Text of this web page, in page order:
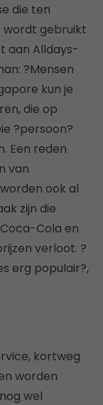
die ten
wordt gebruikt
aan Alldays-
?Mensen
kun je
die op
?persoon?
Een reden
van
ook al
zijn die
Cola en
verloot. ?
erg populair?,
kortweg
worden
wel